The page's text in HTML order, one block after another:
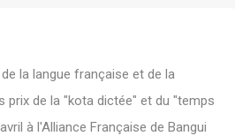
la langue française et de la
prix de la "kota dictée" et du "temps
à l'Alliance Française de Bangui